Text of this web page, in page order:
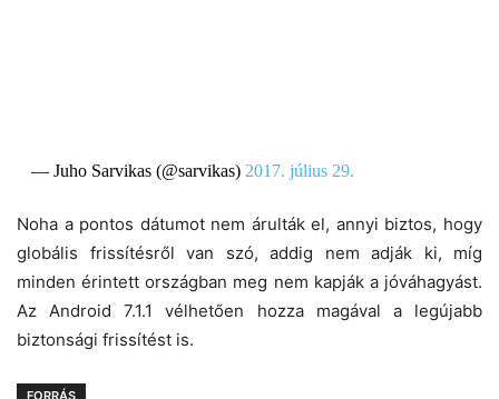
— Juho Sarvikas (@sarvikas) 2017. július 29.
Noha a pontos dátumot nem árulták el, annyi biztos, hogy
globális frissítésről van szó, addig nem adják ki, míg
minden érintett országban meg nem kapják a jóváhagyást.
Az Android 7.1.1 vélhetően hozza magával a legújabb
biztonsági frissítést is.